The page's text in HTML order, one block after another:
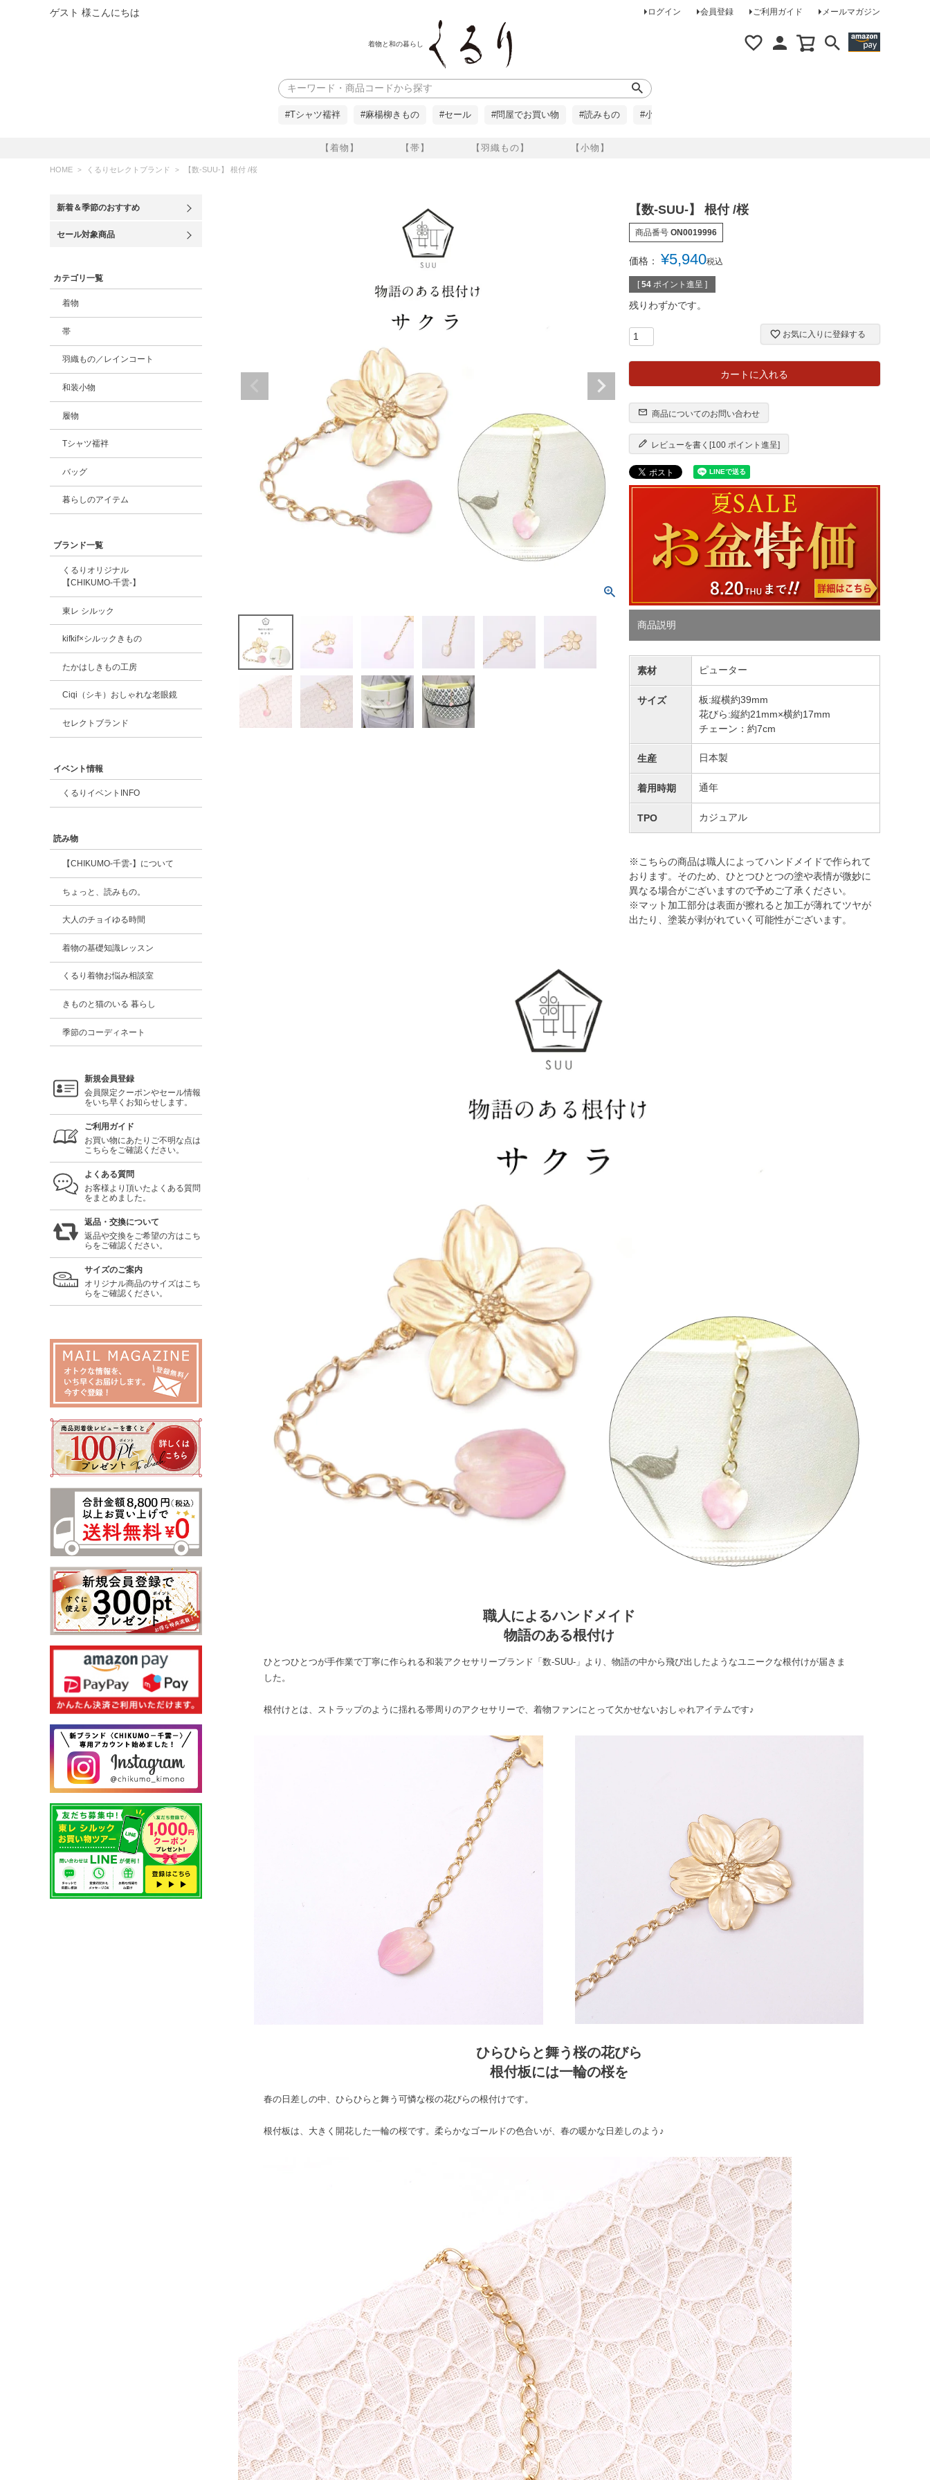
ゲスト 様こんにちは ログイン 会員登録 ご利用ガイド メールマガジン
着物と和の暮らし
【着物】 【帯】 【羽織もの】 【小物】
検索
#Tシャツ襦袢 #麻楊柳きもの #セール #問屋でお買い物 #読みもの #小柄な方に
HOME くるりセレクトブランド 【数-SUU-】 根付 /桜
新着＆季節のおすすめ
セール対象商品
カテゴリ一覧
着物
帯
羽織もの／レインコート
和装小物
履物
Tシャツ襦袢
バッグ
暮らしのアイテム
ブランド一覧
くるりオリジナル
【CHIKUMO-千雲-】
東レ シルック
kifkif×シルックきもの
たかはしきもの工房
Ciqi（シキ）おしゃれな老眼鏡
セレクトブランド
イベント情報
くるりイベントINFO
読み物
【CHIKUMO-千雲-】について
ちょっと、読みもの。
大人のチョイゆる時間
着物の基礎知識レッスン
くるり着物お悩み相談室
きものと猫のいる 暮らし
季節のコーディネート
新規会員登録
会員限定クーポンやセール情報
をいち早くお知らせします。
ご利用ガイド
お買い物にあたりご不明な点は
こちらをご確認ください。
よくある質問
お客様より頂いたよくある質問
をまとめました。
返品・交換について
返品や交換をご希望の方はこち
らをご確認ください。
サイズのご案内
オリジナル商品のサイズはこち
らをご確認ください。
【数-SUU-】 根付 /桜
商品番号 ON0019996
価格： ¥5,940税込
[ 54 ポイント進呈 ]
残りわずかです。
お気に入りに登録する
カートに入れる
商品についてのお問い合わせ
レビューを書く[100 ポイント進呈]
商品説明
素材 ピューター
サイズ
板:縦横約39mm
花びら:縦約21mm×横約17mm
チェーン：約7cm
生産 日本製
着用時期 通年
TPO カジュアル
※こちらの商品は職人によってハンドメイドで作られて
おります。そのため、ひとつひとつの塗や表情が微妙に
異なる場合がございますので予めご了承ください。
※マット加工部分は表面が擦れると加工が薄れてツヤが
出たり、塗装が剥がれていく可能性がございます。
職人によるハンドメイド
物語のある根付け
ひとつひとつが手作業で丁寧に作られる和装アクセサリーブランド「数-SUU-」より、物語の中から飛び出したようなユニークな根付けが届きま
した。
根付けとは、ストラップのように揺れる帯周りのアクセサリーで、着物ファンにとって欠かせないおしゃれアイテムです♪
ひらひらと舞う桜の花びら
根付板には一輪の桜を
春の日差しの中、ひらひらと舞う可憐な桜の花びらの根付けです。
根付板は、大きく開花した一輪の桜です。柔らかなゴールドの色合いが、春の暖かな日差しのよう♪